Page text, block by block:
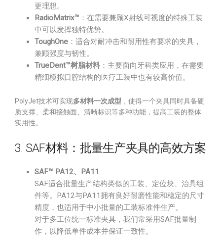
更理想。
RadioMatrix™ ：在需要兼顾X射线可视度的特殊工装
中可以发挥独特优势。
ToughOne ：适合对耐冲击和耐用性有要求的夹具，
兼顾强度与韧性。
TrueDent™树脂材料 ：主要面向牙科类应用，在需要
精细模拟口腔结构的医疗工装中也有较高价值。
PolyJet技术可实现多材料一次成型 ，使得一个夹具同时具备硬
质支撑、柔和接触面、清晰标识等多种功能，提高工装的整体
实用性。
3. SAF材料：批量生产夹具的高效方案
SAF™ PA12、PA11
SAF适合批量生产结构类似的工装、定位块、治具组
件等。PA12与PA11拥有良好耐磨性能和稳定的尺寸
精度，也适用于中小批量的工装标准件生产。
对于多工位统一标准夹具，我们常采用SAF批量制
作，以降低单件成本并保证一致性。